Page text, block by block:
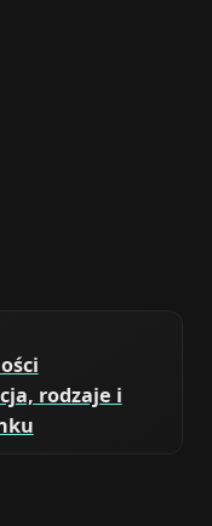
rodzaje i